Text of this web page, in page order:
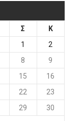
Σ
Κ
1
2
8
9
15
16
22
23
29
30